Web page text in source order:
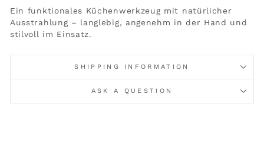
Ein funktionales Küchenwerkzeug mit natürlicher
Ausstrahlung – langlebig, angenehm in der Hand und
stilvoll im Einsatz.
SHIPPING INFORMATION
ASK A QUESTION